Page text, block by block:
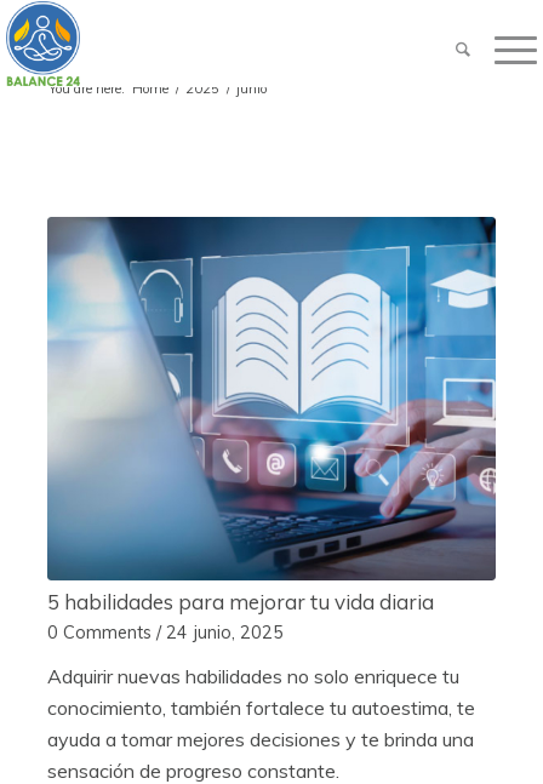
You are here: Home / 2025 / junio
5 habilidades para mejorar tu vida diaria
0 Comments / 24 junio, 2025
Adquirir nuevas habilidades no solo enriquece tu
conocimiento, también fortalece tu autoestima, te
ayuda a tomar mejores decisiones y te brinda una
sensación de progreso constante.